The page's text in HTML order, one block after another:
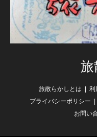
旅
旅散らかしとは 利
プライバシーポリシー
お問い